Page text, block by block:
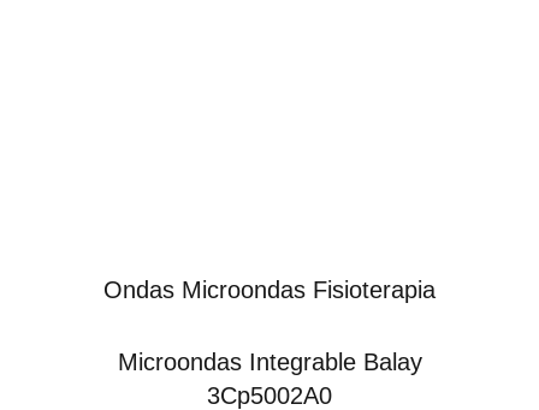
Ondas Microondas Fisioterapia
Microondas Integrable Balay
3Cp5002A0